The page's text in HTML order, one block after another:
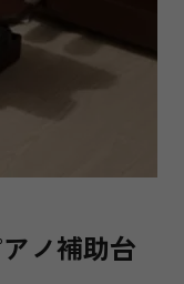
ノ補助台